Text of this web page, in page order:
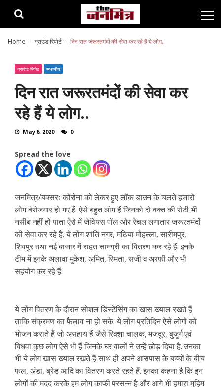
Home ग्राउंड रिपोर्ट दिन रात जरूरतमंदों की सेवा कर रहे हैं ये लोग..
ग्राउंड रिपोर्ट स्थानीय
दिन रात जरूरतमंदों की सेवा कर
रहे हैं ये लोग..
May 6, 2020 0
Spread the love
जनमित्र/बक्सरः कोरोना को लेकर हुए लॉक डाउन के चलते हजारों
लोग बेरोजगार हो गए हैं. ऐसे बहुत लोग हैं जिनको दो वक्त की रोटी भी
नसीब नहीं हो पाता ऐसे में जेवियस पॉल और रेचल लगातार जरूरतमंदों
की सेवा कर रहे हैं. ये लोग शांति नगर, मठिया मोहल्ला, सारीमपुर,
शिवपुर तथा नई बाजार में राहत सामग्री का वितरण कर रहे हैं. इनके
टीम में इनके अलावा मुकेश, अमित, स्मिता, सजी व अरफी और भी
सहयोग कर रहे हैं.
ये लोग वितरण के दौरान सोशल डिस्टेंसिंग का खास ख्याल रखते हैं
ताकि संक्रमण का फैलाव ना हो सके. ये लोग प्रतिदिन ऐसे लोगों को
भोजन कराते हैं जो असहाय हैं जैसे रिक्शा चालक, मजदूर, बुजुर्ग एवं
विधवा कुछ लोग ऐसे भी हैं जिनके घर वालों ने उन्हें छोड़ दिया है. उनका
भी ये लोग खास ख्याल रखते हैं साथ ही अपने आसपास के बच्चों के बीच
फल, अंडा, ब्रेड आदि का वितरण करते रहते हैं. इनका कहना है कि इन
लोगों की मदद करके हम लोग काफी प्रसन्न है और आगे भी हमारा मुहिम